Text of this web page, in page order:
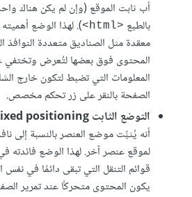
أب ثابت الموقع (وإن لم يكن هناك
بالطبع <html>
). لهذا الوضع
معقدة مثل الصناديق متعددة النوافذ
المحتوى فوق بعضها لتُعرض وتختفي
المعلومات التي تضبط لتكون خارج
الصفحة بالنقر على زر تحكم مخصص.
التوضع الثابت Fixed positioning
أنه يُثبِّت موضع العنصر بالنسبة إلى
لموقع عنصر آخر. لهذا الوضع فائدته
قوائم التنقل التي تبقى دائمًا في نفس
يكون المحتوى متحركًا عند تمرير